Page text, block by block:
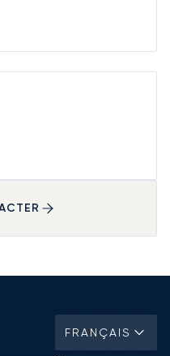
FRANÇAIS